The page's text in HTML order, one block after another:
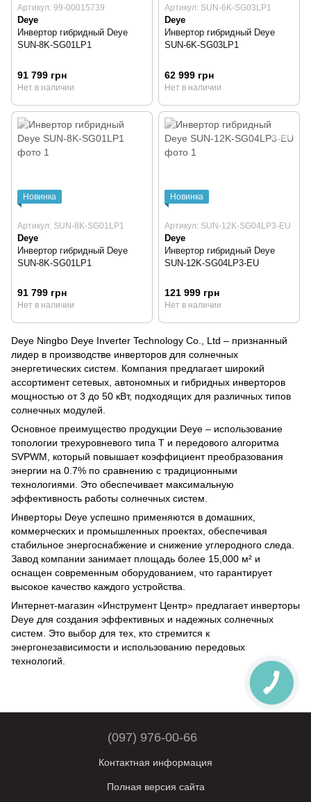
Артикул: 99-00015739
Deye
Инвертор гибридный Deye
SUN-8K-SG01LP1
91 799 грн
Нет в наличии
Артикул: SUN-6K-SG03LP1
Deye
Инвертор гибридный Deye
SUN-6K-SG03LP1
62 999 грн
Нет в наличии
Новинка
Артикул: SUN-8K-SG01LP1
Deye
Инвертор гибридный Deye
SUN-8K-SG01LP1
91 799 грн
Нет в наличии
Новинка
Артикул: SUN-12K-SG04LP3-EU
Deye
Инвертор гибридный Deye
SUN-12K-SG04LP3-EU
121 999 грн
Нет в наличии
Deye Ningbo Deye Inverter Technology Co., Ltd – признанный
лидер в производстве инверторов для солнечных
энергетических систем. Компания предлагает широкий
ассортимент сетевых, автономных и гибридных инверторов
мощностью от 3 до 50 кВт, подходящих для различных типов
солнечных модулей.
Основное преимущество продукции Deye – использование
топологии трехуровневого типа T и передового алгоритма
SVPWM, который повышает коэффициент преобразования
энергии на 0.7% по сравнению с традиционными
технологиями. Это обеспечивает максимальную
эффективность работы солнечных систем.
Инверторы Deye успешно применяются в домашних,
коммерческих и промышленных проектах, обеспечивая
стабильное энергоснабжение и снижение углеродного следа.
Завод компании занимает площадь более 15,000 м² и
оснащен современным оборудованием, что гарантирует
высокое качество каждого устройства.
Интернет-магазин «Инструмент Центр» предлагает инверторы
Deye для создания эффективных и надежных солнечных
систем. Это выбор для тех, кто стремится к
энергонезависимости и использованию передовых
технологий.
(097) 976-00-66
Контактная информация
Полная версия сайта